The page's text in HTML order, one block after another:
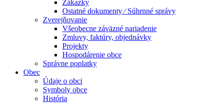
Zákazky
Ostatné dokumenty ⁄ Súhrnné správy
Zverejňovanie
Všeobecne záväzné nariadenie
Zmluvy, faktúry, objednávky
Projekty
Hospodárenie obce
Správne poplatky
Obec
Údaje o obci
Symboly obce
História